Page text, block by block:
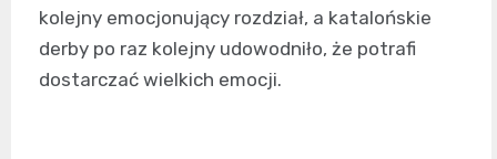
kolejny emocjonujący rozdział, a katalońskie
derby po raz kolejny udowodniło, że potrafi
dostarczać wielkich emocji.